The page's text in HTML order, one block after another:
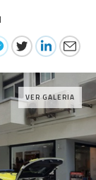
VER GALERIA